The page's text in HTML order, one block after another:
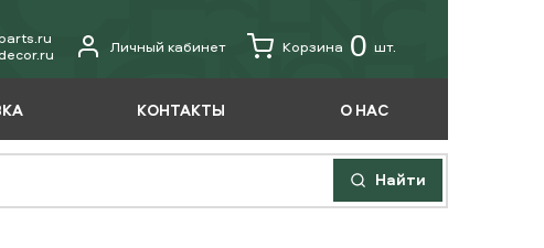
Личный кабинет Корзина 0 шт.
КОНТАКТЫ О НАС
Найти